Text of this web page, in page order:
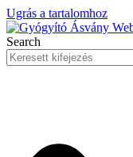
Ugrás a tartalomhoz
Search